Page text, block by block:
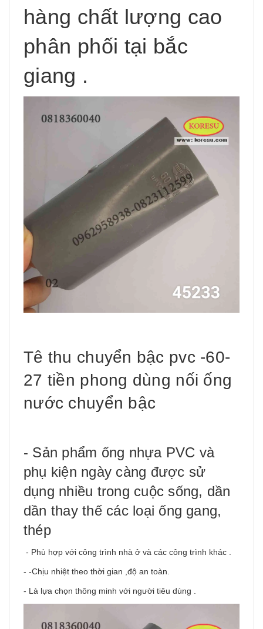
hàng chất lượng cao
phân phối tại bắc
giang .
Tê thu chuyển bậc pvc -60-
27 tiền phong dùng nối ống
nước chuyển bậc
- Sản phẩm ống nhựa PVC và
phụ kiện ngày càng được sử
dụng nhiều trong cuộc sống, dần
dần thay thế các loại ống gang,
thép
- Phù hợp với công trình nhà ở và các công trình khác .
- -Chịu nhiệt theo thời gian ,độ an toàn.
- Là lựa chọn thông minh với người tiêu dùng .